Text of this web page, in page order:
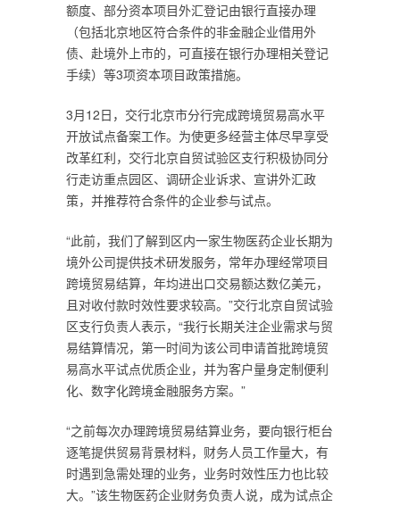
额度、部分资本项目外汇登记由银行直接办理
（包括北京地区符合条件的非金融企业借用外
债、赴境外上市的，可直接在银行办理相关登记
手续）等3项资本项目政策措施。
3月12日，交行北京市分行完成跨境贸易高水平
开放试点备案工作。为使更多经营主体尽早享受
改革红利，交行北京自贸试验区支行积极协同分
行走访重点园区、调研企业诉求、宣讲外汇政
策，并推荐符合条件的企业参与试点。
“此前，我们了解到区内一家生物医药企业长期为
境外公司提供技术研发服务，常年办理经常项目
跨境贸易结算，年均进出口交易额达数亿美元，
且对收付款时效性要求较高。”交行北京自贸试验
区支行负责人表示，“我行长期关注企业需求与贸
易结算情况，第一时间为该公司申请首批跨境贸
易高水平试点优质企业，并为客户量身定制便利
化、数字化跨境金融服务方案。”
“之前每次办理跨境贸易结算业务，要向银行柜台
逐笔提供贸易背景材料，财务人员工作量大，有
时遇到急需处理的业务，业务时效性压力也比较
大。”该生物医药企业财务负责人说，成为试点企